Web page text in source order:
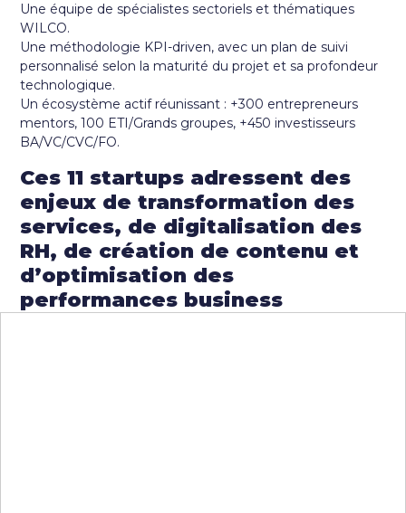
Une équipe de spécialistes sectoriels et thématiques
WILCO.
Une méthodologie KPI-driven, avec un plan de suivi
personnalisé selon la maturité du projet et sa profondeur
technologique.
Un écosystème actif réunissant : +300 entrepreneurs
mentors, 100 ETI/Grands groupes, +450 investisseurs
BA/VC/CVC/FO.
Ces 11 startups adressent des
enjeux de transformation des
services, de digitalisation des
RH, de création de contenu et
d’optimisation des
performances business